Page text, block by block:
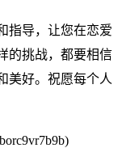
指导，让您在恋爱
的挑战，都要相信
美好。祝愿每个人